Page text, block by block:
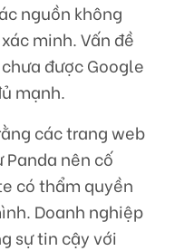
nguồn không
minh. Vấn đề
được Google
mạnh.
các trang web
nên cố
có thẩm quyền
Doanh nghiệp
sự tin cậy với